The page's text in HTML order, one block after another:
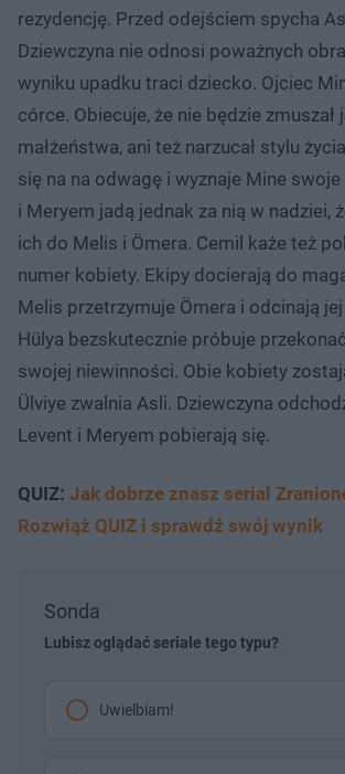
rezydencję. Przed odejściem spycha
Dziewczyna nie odnosi poważnych
wyniku upadku traci dziecko. Ojciec
córce. Obiecuje, że nie będzie zmuszał
małżeństwa, ani też narzucał stylu
się na na odwagę i wyznaje Mine
i Meryem jadą jednak za nią w nadziei,
ich do Melis i Ömera. Cemil każe też
numer kobiety. Ekipy docierają do
Melis przetrzymuje Ömera i odcinają
Hülya bezskutecznie próbuje
swojej niewinności. Obie kobiety
Ülviye zwalnia Asli. Dziewczyna
Levent i Meryem pobierają się.
QUIZ: Jak dobrze znasz serial
Rozwiąż QUIZ i sprawdź swój wynik
Sonda
Lubisz oglądać seriale tego typu?
Uwielbiam!